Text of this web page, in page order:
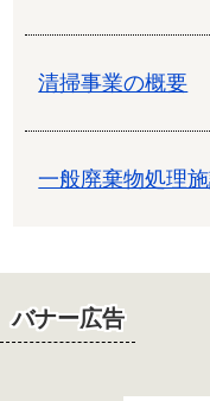
清掃事業の概要
一般廃棄物処理
バナー広告